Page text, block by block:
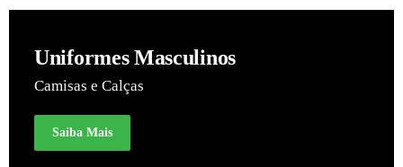
Uniformes Masculinos
Camisas e Calças
Saiba Mais